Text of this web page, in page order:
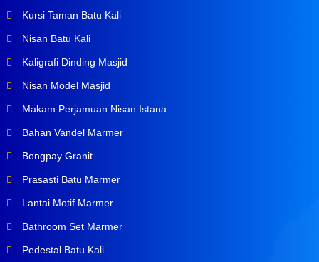
Kursi Taman Batu Kali
Nisan Batu Kali
Kaligrafi Dinding Masjid
Nisan Model Masjid
Makam Perjamuan Nisan Istana
Bahan Vandel Marmer
Bongpay Granit
Prasasti Batu Marmer
Lantai Motif Marmer
Bathroom Set Marmer
Pedestal Batu Kali